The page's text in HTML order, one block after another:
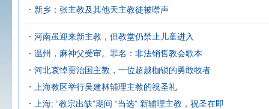
新乡：张主教及其他天主教徒被噤声
河南虽迎来新主教，但教堂仍禁止儿童进入
温州，麻神父受审。罪名：非法销售教会歌本
河北哀悼贾治国主教，一位超越枷锁的勇敢牧者
上海教区举行吴建林辅理主教的祝圣礼
上海: “教宗出缺”期间 “当选” 新辅理主教，祝圣在即